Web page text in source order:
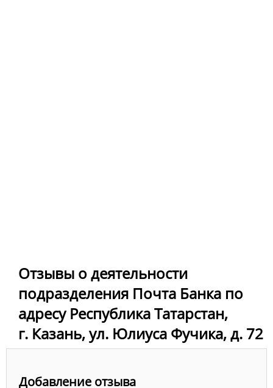
Отзывы о деятельности
подразделения Почта Банка по
адресу Республика Татарстан,
г. Казань, ул. Юлиуса Фучика, д. 72
Добавление отзыва